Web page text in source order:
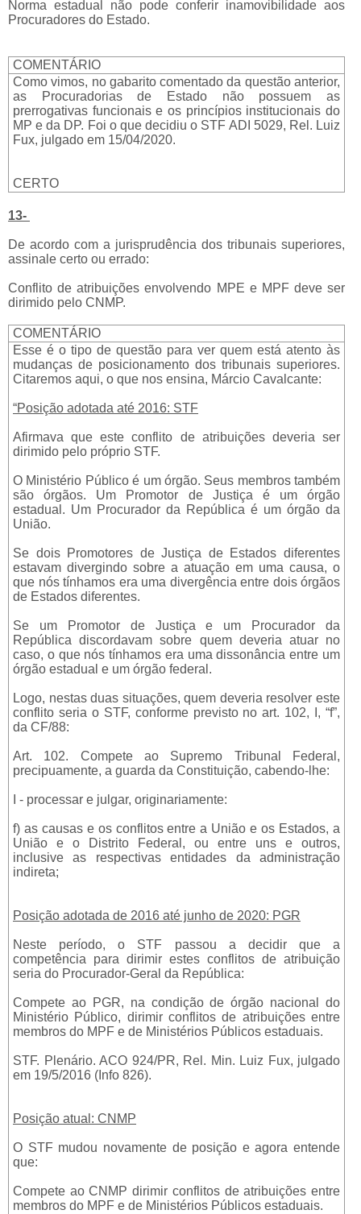
Norma estadual não pode conferir inamovibilidade aos
Procuradores do Estado.
COMENTÁRIO
Como vimos, no gabarito comentado da questão anterior,
as Procuradorias de Estado não possuem as
prerrogativas funcionais e os princípios institucionais do
MP e da DP. Foi o que decidiu o STF ADI 5029, Rel. Luiz
Fux, julgado em 15/04/2020.
CERTO
13-
De acordo com a jurisprudência dos tribunais superiores,
assinale certo ou errado:
Conflito de atribuições envolvendo MPE e MPF deve ser
dirimido pelo CNMP.
COMENTÁRIO
Esse é o tipo de questão para ver quem está atento às
mudanças de posicionamento dos tribunais superiores.
Citaremos aqui, o que nos ensina, Márcio Cavalcante:
“Posição adotada até 2016: STF
Afirmava que este conflito de atribuições deveria ser
dirimido pelo próprio STF.
O Ministério Público é um órgão. Seus membros também
são órgãos. Um Promotor de Justiça é um órgão
estadual. Um Procurador da República é um órgão da
União.
Se dois Promotores de Justiça de Estados diferentes
estavam divergindo sobre a atuação em uma causa, o
que nós tínhamos era uma divergência entre dois órgãos
de Estados diferentes.
Se um Promotor de Justiça e um Procurador da
República discordavam sobre quem deveria atuar no
caso, o que nós tínhamos era uma dissonância entre um
órgão estadual e um órgão federal.
Logo, nestas duas situações, quem deveria resolver este
conflito seria o STF, conforme previsto no art. 102, I, “f”,
da CF/88:
Art. 102. Compete ao Supremo Tribunal Federal,
precipuamente, a guarda da Constituição, cabendo-lhe:
I - processar e julgar, originariamente:
f) as causas e os conflitos entre a União e os Estados, a
União e o Distrito Federal, ou entre uns e outros,
inclusive as respectivas entidades da administração
indireta;
Posição adotada de 2016 até junho de 2020: PGR
Neste período, o STF passou a decidir que a
competência para dirimir estes conflitos de atribuição
seria do Procurador-Geral da República:
Compete ao PGR, na condição de órgão nacional do
Ministério Público, dirimir conflitos de atribuições entre
membros do MPF e de Ministérios Públicos estaduais.
STF. Plenário. ACO 924/PR, Rel. Min. Luiz Fux, julgado
em 19/5/2016 (Info 826).
Posição atual: CNMP
O STF mudou novamente de posição e agora entende
que:
Compete ao CNMP dirimir conflitos de atribuições entre
membros do MPF e de Ministérios Públicos estaduais.